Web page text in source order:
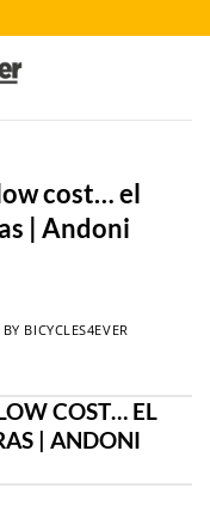
cost… el
| Andoni
BY BICYCLES4EVER
COST… EL
| ANDONI